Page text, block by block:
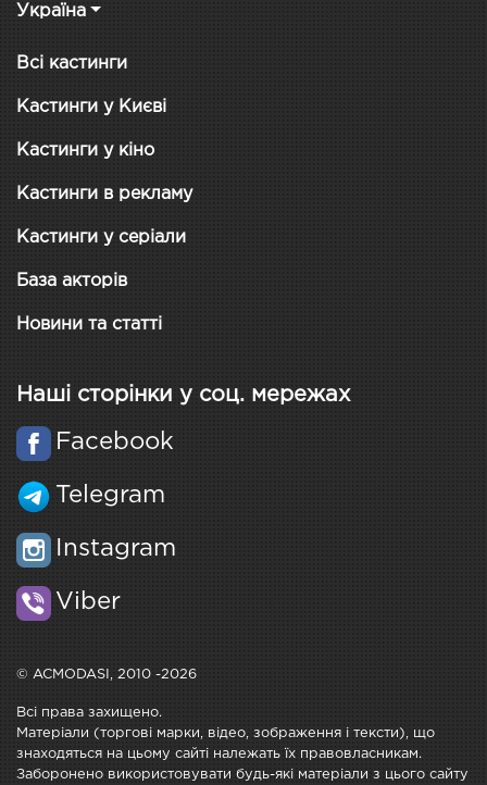
Україна
Всі кастинги
Кастинги у Києві
Кастинги у кіно
Кастинги в рекламу
Кастинги у серіали
База акторів
Новини та статті
Наші сторінки у соц. мережах
Facebook
Telegram
Instagram
Viber
© ACMODASI, 2010 -2026
Всі права захищено.
Матеріали (торгові марки, відео, зображення і тексти), що
знаходяться на цьому сайті належать їх правовласникам.
Заборонено використовувати будь-які матеріали з цього сайту